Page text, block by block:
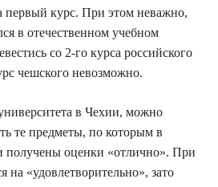
первый курс. При этом неважно,
в отечественном учебном
со 2-го курса российского
чешского невозможно.
в Чехии, можно
те предметы, по которым в
получены оценки «отлично». При
на «удовлетворительно», зато